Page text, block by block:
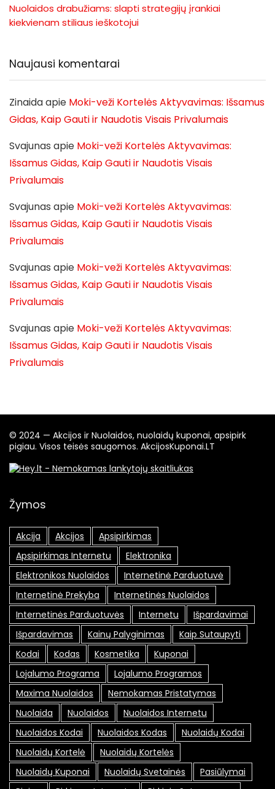
Nuolaidos drabužiams: slapti strategijų įrankiai
kiekvienam stiliaus ieškotojui
Naujausi komentarai
Zinaidaapie Moki-veži Kortelės Aktyvavimas: Išsamus
Gidas, Kaip Gauti ir Naudotis Visais Privalumais
Svajunas apie Moki-veži Kortelės Aktyvavimas:
Išsamus Gidas, Kaip Gauti ir Naudotis Visais
Privalumais
Svajunas apie Moki-veži Kortelės Aktyvavimas:
Išsamus Gidas, Kaip Gauti ir Naudotis Visais
Privalumais
Svajunas apie Moki-veži Kortelės Aktyvavimas:
Išsamus Gidas, Kaip Gauti ir Naudotis Visais
Privalumais
Svajunas apie Moki-veži Kortelės Aktyvavimas:
Išsamus Gidas, Kaip Gauti ir Naudotis Visais
Privalumais
© 2024 — Akcijos ir Nuolaidos, nuolaidų kuponai, apsipirk
pigiau. Visos teisės saugomos. AkcijosKuponai.LT
Žymos
Akcija Akcijos
Apsipirkimas
Apsipirkimas Internetu
Elektronika
Elektronikos Nuolaidos
Internetinė Parduotuvė
Internetinė Prekyba
Internetinės Nuolaidos
Internetinės Parduotuvės
Internetu
Išpardavimai
Išpardavimas
Kainų Palyginimas
Kaip Sutaupyti
Kodai
Kodas Kosmetika
Kuponai
Lojalumo Programa
Lojalumo Programos
Maxima Nuolaidos
Nemokamas Pristatymas
Nuolaida
Nuolaidos
Nuolaidos Internetu
Nuolaidos Kodai
Nuolaidos Kodas
Nuolaidų Kodai
Nuolaidų Kortelė
Nuolaidų Kortelės
Nuolaidų Kuponai
Nuolaidų Svetainės
Pasiūlymai